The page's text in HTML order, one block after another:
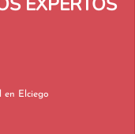
Derecho Inmobiliario y Propiedad Horizontal en Elciego